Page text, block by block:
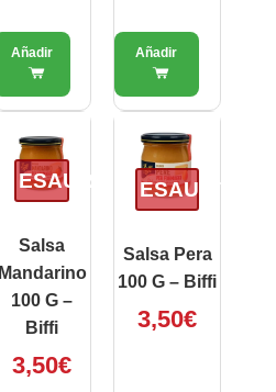
ESAURITO
Salsa
Mandarino
100 G –
Biffi
3,50€
ESAURITO
Salsa Pera
100 G – Biffi
3,50€